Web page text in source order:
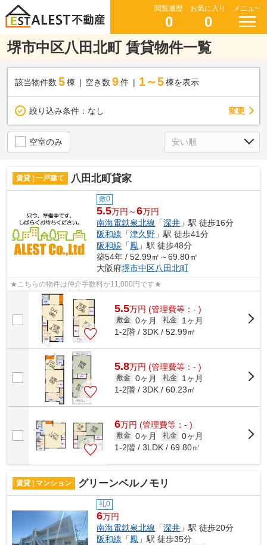
閲覧履歴
0
お気に入り
0
メニュー
堺市中区八田北町 賃貸物件一覧
該当物件数 5棟 空き数 9 件 1～5 棟を表示
絞り込み条件： なし 変更
空室のみ
賃貸 | 一戸建て 八田北町貸家
敷0
5.5万円～6万円
南海電鉄泉北線 「深井 」駅 徒歩16分
阪和線 「津久野 」駅 徒歩41分
阪和線 「鳳 」駅 徒歩48分
築54年 / 52.99㎡～69.80㎡
大阪府堺市中区八田北町
★こちらの物件は仲介手数料が11,000円です★
5.5万円 (管理費等：- )
敷金 0ヶ月 礼金
1ヶ月
1-2階 / 3DK / 52.99㎡
5.8万円 (管理費等：- )
敷金 0ヶ月 礼金
1ヶ月
1-2階 / 3DK / 60.23㎡
6万円 (管理費等：- )
敷金 0ヶ月 礼金 0ヶ月
1-2階 / 3LDK / 69.80㎡
賃貸 | マンション グリーンベルノモリ
礼0
6万円
南海電鉄泉北線 「深井 」駅 徒歩20分
阪和線 「鳳 」駅 徒歩35分